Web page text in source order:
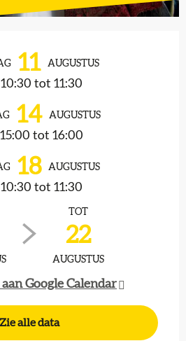
11 AUGUSTUS
tot 11:30
14 AUGUSTUS
tot 16:00
18 AUGUSTUS
tot 11:30
TOT
22
AUGUSTUS
Google Calendar
Zie alle data